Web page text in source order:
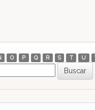
O P Q R S T U